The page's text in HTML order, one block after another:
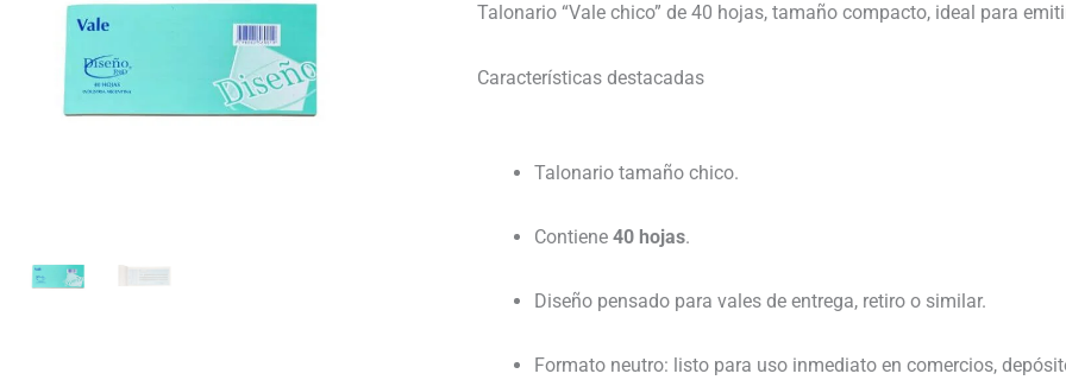
Talonario “Vale chico” de 40 hojas, tamaño compacto, ideal para
Características destacadas
Talonario tamaño chico.
Contiene 40 hojas.
Diseño pensado para vales de entrega, retiro o similar.
Formato neutro: listo para uso inmediato en comercios,